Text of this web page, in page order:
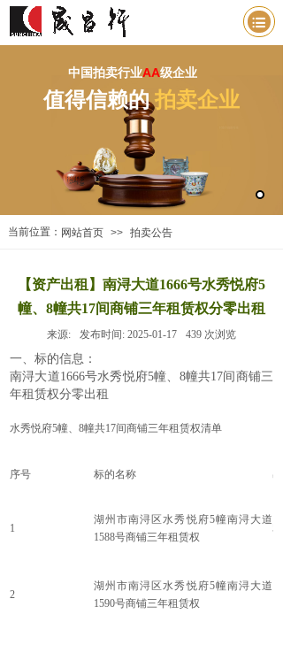
中国拍卖行业AA级企业
值得信赖的拍卖企业
网站首页 >> 拍卖公告
当前位置：
【资产出租】南浔大道1666号水秀悦府5
幢、8幢共17间商铺三年租赁权分零出租
来源: 发布时间: 2025-01-17 439 次浏览
一、标的信息：
南浔大道1666号水秀悦府5幢、8幢共17间商铺三
年租赁权分零出租
水秀悦府5幢、8幢共17间商铺三年租赁权清单
序号 标的名称
1
湖州市南浔区水秀悦府5幢南浔大道
1588号商铺三年租赁权
2
湖州市南浔区水秀悦府5幢南浔大道
1590号商铺三年租赁权